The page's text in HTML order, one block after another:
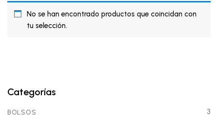
No se han encontrado productos que coincidan con
tu selección.
Categorías
BOLSOS 3